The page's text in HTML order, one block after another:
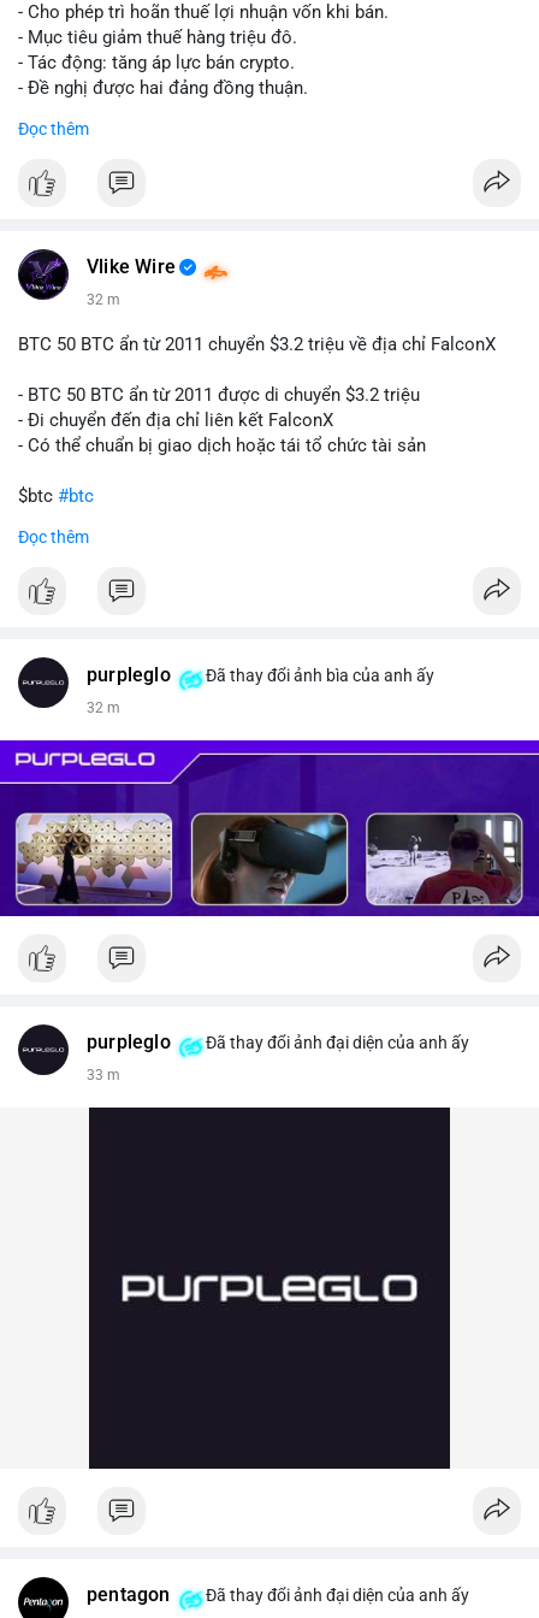
tái cơ cấu danh mục trước phiên giao dịch Âu-Mỹ. Tâm lý thị
trường có thể dao động nhẹ khi nhà đầu tư nhỏ lẻ theo dõi
động thái này.
và điểm đến của số BTC này trong 2-4 giờ tới. Nếu dòng tiền
phòng thủ. Nếu vào ví lạnh, có thể duy trì chiến lược nắm giữ
#160btc #vilanh #thanhkhoansan
- Cho phép trì hoãn thuế lợi nhuận vốn khi bán.
- Mục tiêu giảm thuế hàng triệu đô.
- Tác động: tăng áp lực bán crypto.
- Đề nghị được hai đảng đồng thuận.
📰 Nguồn: Cointelegraph
Đọc thêm
Vlike Wire
32 m
BTC 50 BTC ẩn từ 2011 chuyển $3.2 triệu về địa chỉ FalconX
- BTC 50 BTC ẩn từ 2011 được di chuyển $3.2 triệu
- Đi chuyển đến địa chỉ liên kết FalconX
- Có thể chuẩn bị giao dịch hoặc tái tổ chức tài sản
$btc #btc
#vlikevn
📰 Nguồn: CoinDesk
Đọc thêm
purpleglo Đã thay đổi ảnh bìa của anh ấy
32 m
purpleglo Đã thay đổi ảnh đại diện của anh ấy
33 m
pentagon Đã thay đổi ảnh đại diện của anh ấy